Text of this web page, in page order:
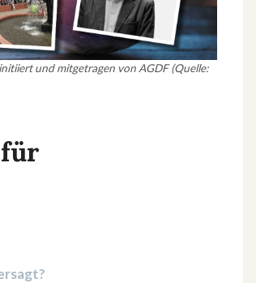
und mitgetragen von AGDF (Quelle: